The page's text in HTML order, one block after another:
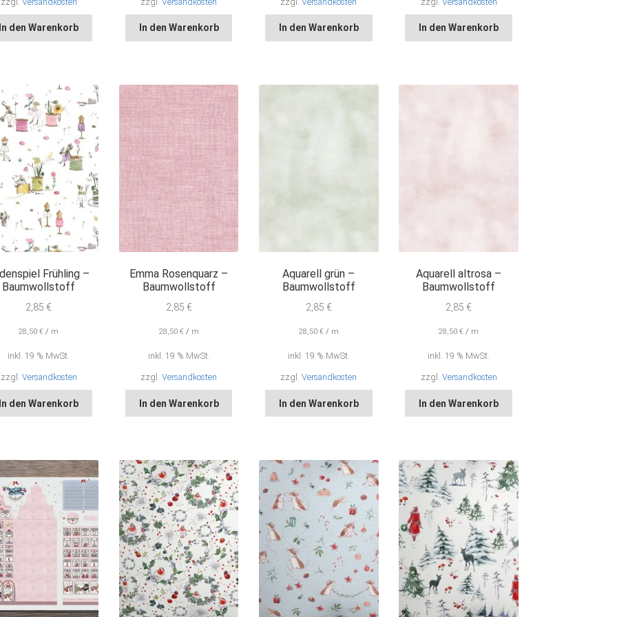
den Warenkorb In den Warenkorb In den Warenkorb In den Warenkorb
Frühling –
Baumwollstoff
2,85 €
28,50€ / m
inkl. 19 % MwSt.
zzgl. Versandkosten
den Warenkorb
Emma Rosenquarz –
Baumwollstoff
2,85 €
28,50 €/ m
inkl. 19 % MwSt.
zzgl.Versandkosten
In den Warenkorb
Aquarell grün –
Baumwollstoff
2,85 €
28,50 €/ m
inkl. 19 % MwSt.
zzgl.Versandkosten
In den Warenkorb
Aquarell altrosa –
Baumwollstoff
2,85 €
28,50€ / m
inkl. 19 % MwSt.
zzgl. Versandkosten
In den Warenkorb